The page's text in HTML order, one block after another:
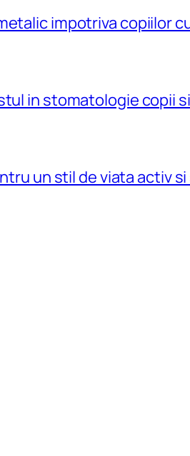
impotriva copiilor
in stomatologie copii
un stil de viata activ